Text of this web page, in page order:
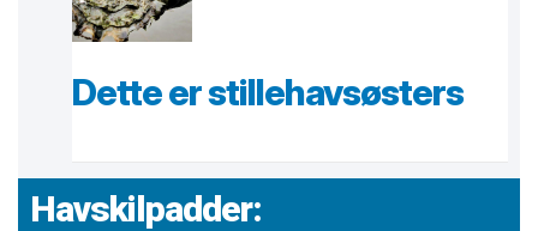
Dette er stillehavsøsters
Havskilpadder: